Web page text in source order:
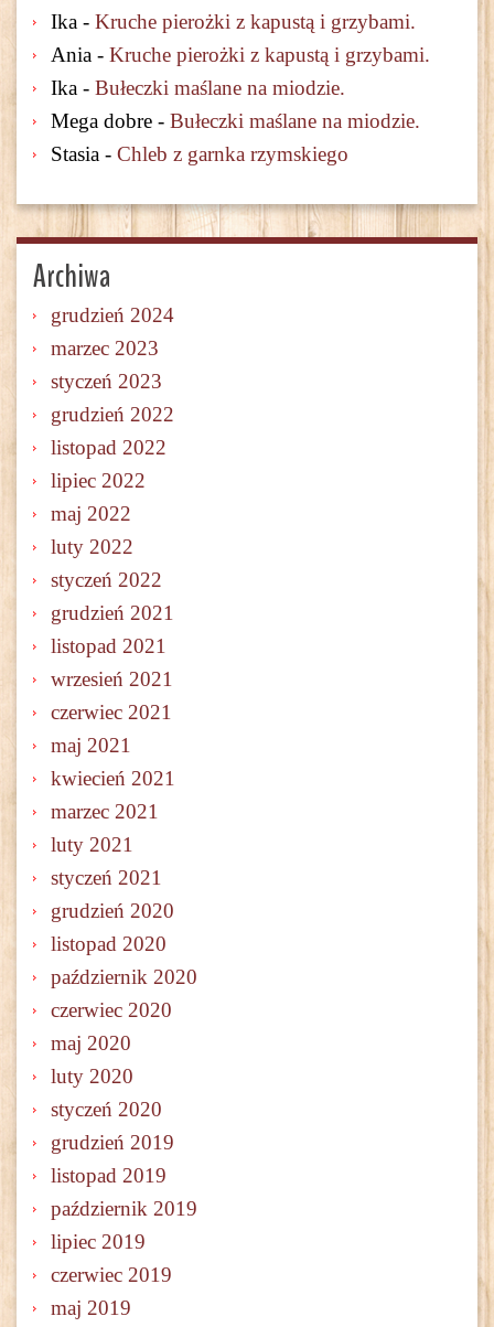
Ika - Kruche pierożki z kapustą i grzybami.
Ania - Kruche pierożki z kapustą i grzybami.
Ika - Bułeczki maślane na miodzie.
Mega dobre - Bułeczki maślane na miodzie.
Stasia - Chleb z garnka rzymskiego
Archiwa
grudzień 2024
marzec 2023
styczeń 2023
grudzień 2022
listopad 2022
lipiec 2022
maj 2022
luty 2022
styczeń 2022
grudzień 2021
listopad 2021
wrzesień 2021
czerwiec 2021
maj 2021
kwiecień 2021
marzec 2021
luty 2021
styczeń 2021
grudzień 2020
listopad 2020
październik 2020
czerwiec 2020
maj 2020
luty 2020
styczeń 2020
grudzień 2019
listopad 2019
październik 2019
lipiec 2019
czerwiec 2019
maj 2019